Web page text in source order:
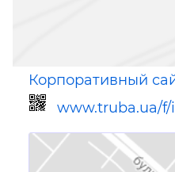
Корпоративный
www.truba.ua/